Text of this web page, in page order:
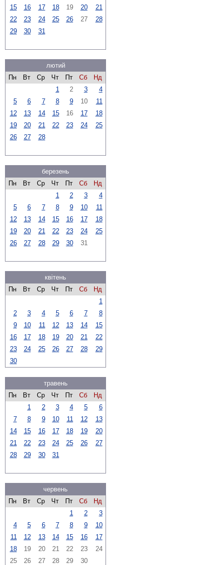
15 16 17 18 19 20
21
22
23 24 25 26 27
28
29
30 31
лютий
Пн
Вт Ср Чт Пт Сб
Нд
1
2 3
4
5
6 7 8 9 10
11
12
13 14 15 16 17
18
19
20 21 22 23 24
25
26
27 28
березень
Пн
Вт Ср Чт Пт Сб
Нд
1
2 3
4
5
6 7 8 9 10
11
12
13 14 15 16 17
18
19
20 21 22 23 24
25
26
27 28 29 30 31
квітень
Пн
Вт Ср Чт Пт Сб
Нд
1
2
3 4 5 6 7
8
9
10 11 12 13 14
15
16
17 18 19 20 21
22
23
24 25 26 27 28
29
30
травень
Пн
Вт Ср Чт Пт Сб
Нд
1
2 3 4 5
6
7
8 9 10 11 12
13
14
15 16 17 18 19
20
21
22 23 24 25 26
27
28
29 30 31
червень
Пн
Вт Ср Чт Пт Сб
Нд
1
2
3
4
5 6 7 8 9
10
11
12 13 14 15 16
17
18
19 20 21 22 23
24
25
26 27 28 29 30